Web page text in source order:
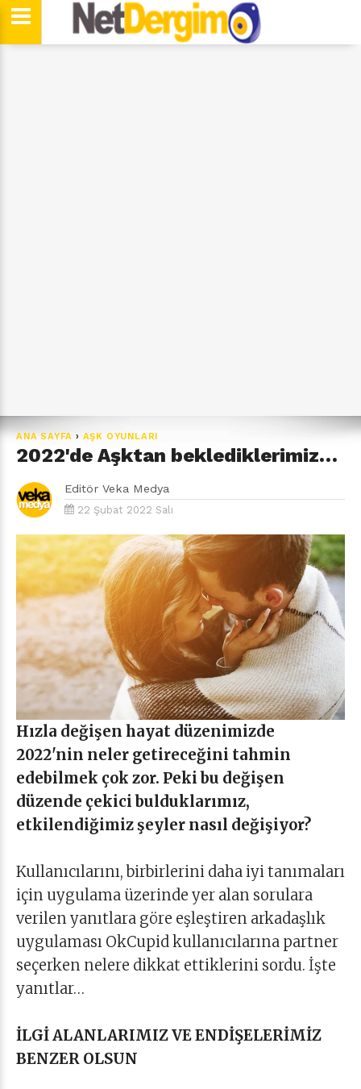
ANA SAYFA › AŞK OYUNLARI
2022'de Aşktan beklediklerimiz…
Editör Veka Medya
22 Şubat 2022 Salı
Hızla değişen hayat düzenimizde
2022'nin neler getireceğini tahmin
edebilmek çok zor. Peki bu değişen
düzende çekici bulduklarımız,
etkilendiğimiz şeyler nasıl değişiyor?
Kullanıcılarını, birbirlerini daha iyi tanımaları
için uygulama üzerinde yer alan sorulara
verilen yanıtlara göre eşleştiren arkadaşlık
uygulaması OkCupid kullanıcılarına partner
seçerken nelere dikkat ettiklerini sordu. İşte
yanıtlar…
İLGİ ALANLARIMIZ VE ENDİŞELERİMİZ
BENZER OLSUN